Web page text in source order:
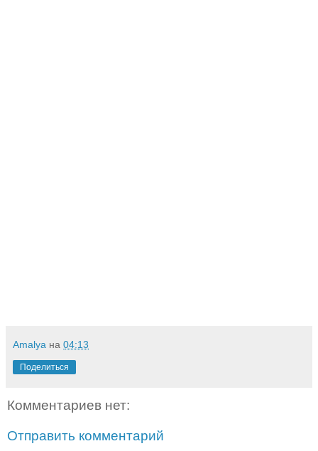
Amalya на 04:13
Поделиться
Комментариев нет:
Отправить комментарий